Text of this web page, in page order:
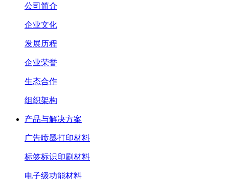
公司简介
企业文化
发展历程
企业荣誉
生态合作
组织架构
产品与解决方案
广告喷墨打印材料
标签标识印刷材料
电子级功能材料